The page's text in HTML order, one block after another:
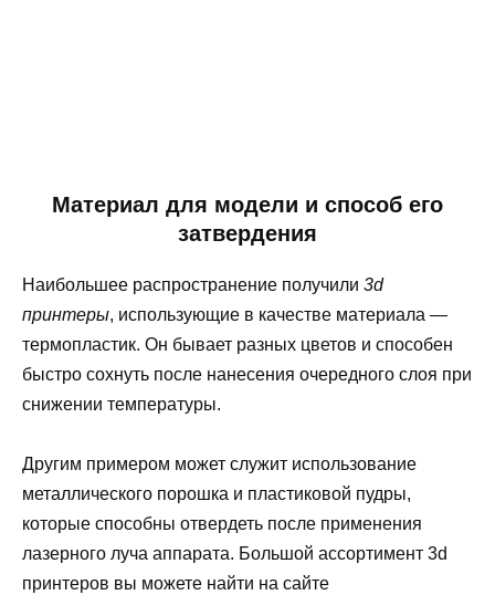
Материал для модели и способ его
затвердения
Наибольшее распространение получили 3d
принтеры, использующие в качестве материала —
термопластик. Он бывает разных цветов и способен
быстро сохнуть после нанесения очередного слоя при
снижении температуры.
Другим примером может служит использование
металлического порошка и пластиковой пудры,
которые способны отвердеть после применения
лазерного луча аппарата. Большой ассортимент 3d
принтеров вы можете найти на сайте